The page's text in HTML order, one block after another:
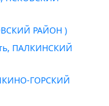
РАЙОН )
ПАЛКИНСКИЙ
ГОРСКИЙ